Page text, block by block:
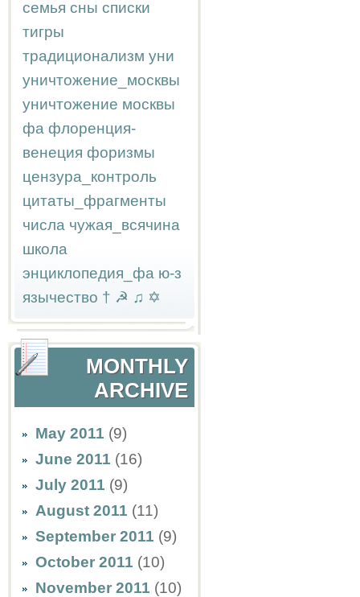
семья сны списки
тигры
традиционализм уни
уничтожение_москвы
уничтожение москвы
фа флоренция-
венеция форизмы
цензура_контроль
цитаты_фрагменты
числа чужая_всячина
школа
энциклопедия_фа ю-з
язычество † ☭ ♫ ✡
MONTHLY
ARCHIVE
May 2011 (9)
June 2011 (16)
July 2011 (9)
August 2011 (11)
September 2011 (9)
October 2011 (10)
November 2011 (10)